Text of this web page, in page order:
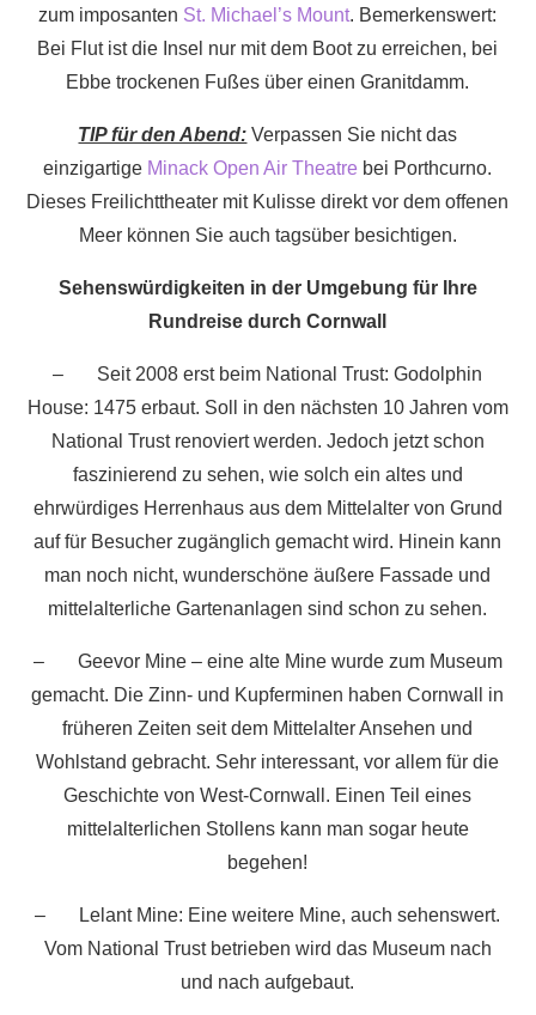
zum imposanten St. Michael’s Mount. Bemerkenswert:
Bei Flut ist die Insel nur mit dem Boot zu erreichen, bei
Ebbe trockenen Fußes über einen Granitdamm.
TIP für den Abend: Verpassen Sie nicht das
einzigartige Minack Open Air Theatre bei Porthcurno.
Dieses Freilichttheater mit Kulisse direkt vor dem offenen
Meer können Sie auch tagsüber besichtigen.
Sehenswürdigkeiten in der Umgebung für Ihre
Rundreise durch Cornwall
– Seit 2008 erst beim National Trust: Godolphin
House: 1475 erbaut. Soll in den nächsten 10 Jahren vom
National Trust renoviert werden. Jedoch jetzt schon
faszinierend zu sehen, wie solch ein altes und
ehrwürdiges Herrenhaus aus dem Mittelalter von Grund
auf für Besucher zugänglich gemacht wird. Hinein kann
man noch nicht, wunderschöne äußere Fassade und
mittelalterliche Gartenanlagen sind schon zu sehen.
– Geevor Mine – eine alte Mine wurde zum Museum
gemacht. Die Zinn- und Kupferminen haben Cornwall in
früheren Zeiten seit dem Mittelalter Ansehen und
Wohlstand gebracht. Sehr interessant, vor allem für die
Geschichte von West-Cornwall. Einen Teil eines
mittelalterlichen Stollens kann man sogar heute
begehen!
– Lelant Mine: Eine weitere Mine, auch sehenswert.
Vom National Trust betrieben wird das Museum nach
und nach aufgebaut.